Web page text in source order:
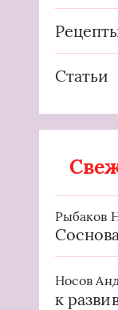
Статьи
Рыбаков
Носов
к